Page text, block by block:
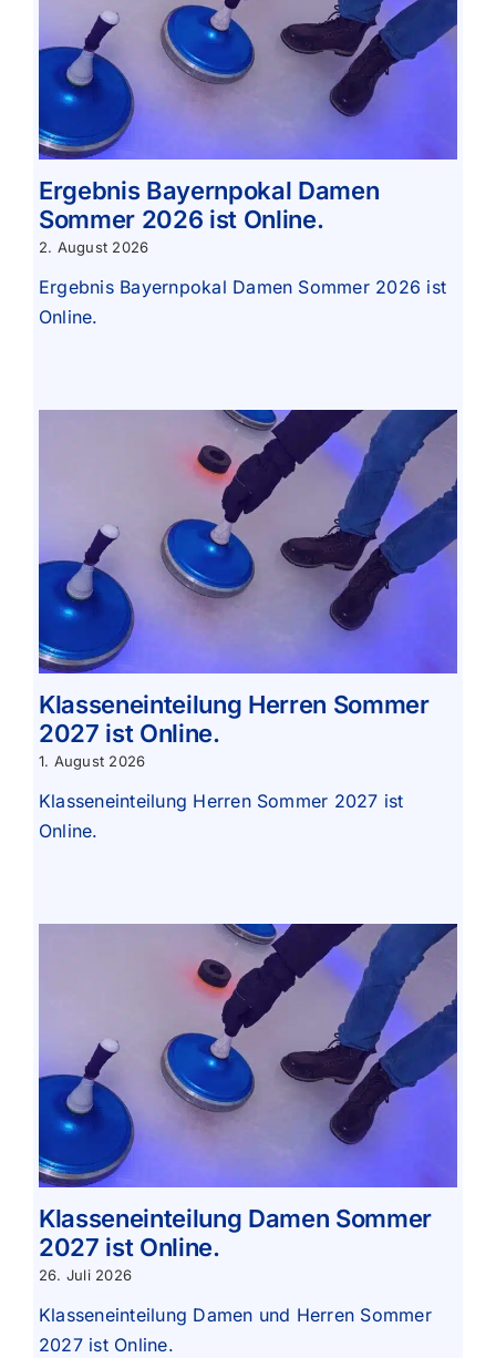
Ergebnis Bayernpokal Damen
Sommer 2026 ist Online.
2. August 2026
Ergebnis Bayernpokal Damen Sommer 2026 ist
Online.
Klasseneinteilung Herren Sommer
2027 ist Online.
1. August 2026
Klasseneinteilung Herren Sommer 2027 ist
Online.
Klasseneinteilung Damen Sommer
2027 ist Online.
26. Juli 2026
Klasseneinteilung Damen und Herren Sommer
2027 ist Online.